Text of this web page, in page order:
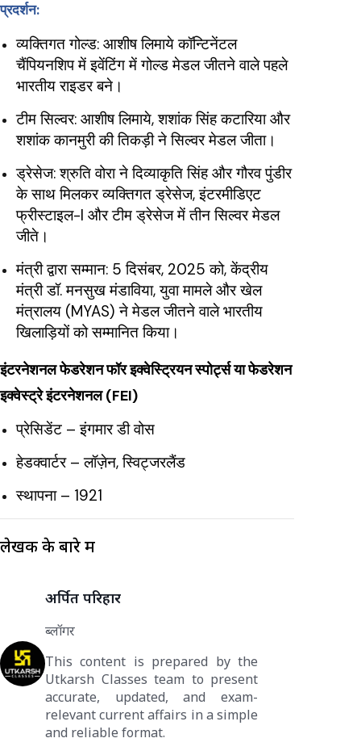
प्रदर्शन:
व्यक्तिगत गोल्ड: आशीष लिमाये कॉन्टिनेंटल
चैंपियनशिप में इवेंटिंग में गोल्ड मेडल जीतने वाले पहले
भारतीय राइडर बने।
टीम सिल्वर: आशीष लिमाये, शशांक सिंह कटारिया और
शशांक कानमुरी की तिकड़ी ने सिल्वर मेडल जीता।
ड्रेसेज: श्रुति वोरा ने दिव्याकृति सिंह और गौरव पुंडीर
के साथ मिलकर व्यक्तिगत ड्रेसेज, इंटरमीडिएट
फ्रीस्टाइल-I और टीम ड्रेसेज में तीन सिल्वर मेडल
जीते।
मंत्री द्वारा सम्मान: 5 दिसंबर, 2025 को, केंद्रीय
मंत्री डॉ. मनसुख मंडाविया, युवा मामले और खेल
मंत्रालय (MYAS) ने मेडल जीतने वाले भारतीय
खिलाड़ियों को सम्मानित किया।
इंटरनेशनल फेडरेशन फॉर इक्वेस्ट्रियन स्पोर्ट्स या फेडरेशन
इक्वेस्ट्रे इंटरनेशनल (FEI)
प्रेसिडेंट – इंगमार डी वोस
हेडक्वार्टर – लॉज़ेन, स्विट्जरलैंड
स्थापना – 1921
लेखक के बारे में
अर्पित परिहार
ब्लॉगर
This content is prepared by the
Utkarsh Classes team to present
accurate, updated, and exam-
relevant current affairs in a simple
and reliable format.